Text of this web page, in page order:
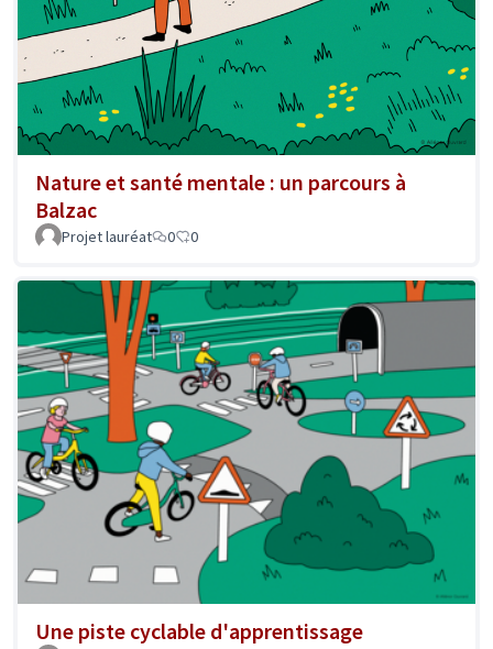
Nature et santé mentale : un parcours à
Balzac
Projet lauréat 0 0
Une piste cyclable d'apprentissage